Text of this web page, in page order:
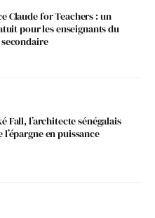
Claude for Teachers : un
pour les enseignants du
Fall, l’architecte sénégalais
en puissance